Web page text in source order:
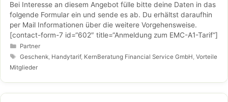
Bei Interesse an diesem Angebot fülle bitte deine Daten in das
folgende Formular ein und sende es ab. Du erhältst daraufhin
per Mail Informationen über die weitere Vorgehensweise.
[contact-form-7 id=“602″ title=“Anmeldung zum EMC-A1-Tarif“]
Kategorien
Partner
Schlagwörter
Geschenk, Handytarif, KernBeratung Financial Service GmbH,Vorteile
Mitglieder